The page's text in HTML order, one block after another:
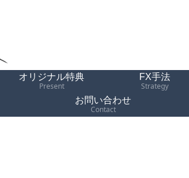
オリジナル特典
Present
FX手法
Strategy
お問い合わせ
Contact